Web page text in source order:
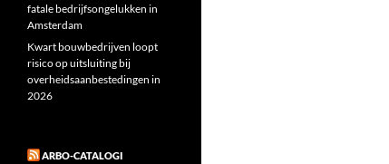
fatale bedrijfsongelukken in
Amsterdam
Kwart bouwbedrijven loopt
risico op uitsluiting bij
overheidsaanbestedingen in
2026
ARBO-CATALOGI